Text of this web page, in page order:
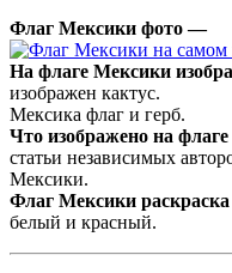
Флаг Мексики фото —
На флаге Мексики
изображен кактус.
Мексика флаг и герб.
Что изображено на
статьи независимых
Мексики.
Флаг Мексики раскраска
белый и красный.